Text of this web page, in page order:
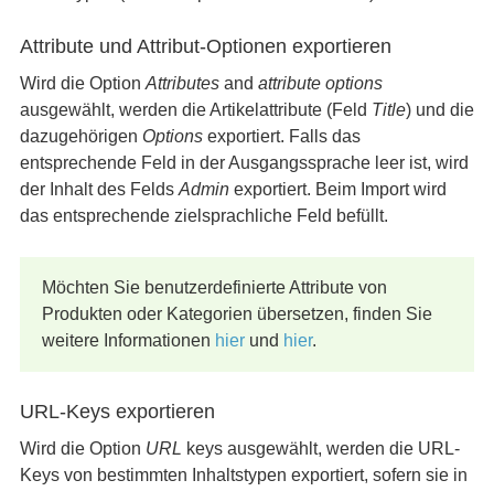
Attribute und Attribut-Optionen exportieren
Wird die Option Attributesand attribute options
ausgewählt, werden die Artikelattribute (Feld Title) und die
dazugehörigen Optionsexportiert. Falls das
entsprechende Feld in der Ausgangssprache leer ist, wird
der Inhalt des Felds Adminexportiert. Beim Import wird
das entsprechende zielsprachliche Feld befüllt.
Möchten Sie benutzerdefinierte Attribute von
Produkten oder Kategorien übersetzen, finden Sie
weitere Informationen hierund hier.
URL-Keys exportieren
Wird die Option URL keys ausgewählt, werden die URL-
Keys von bestimmten Inhaltstypen exportiert, sofern sie in